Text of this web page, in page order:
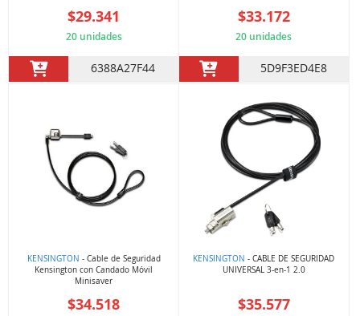
$29.341
20 unidades
6388A27F44
$33.172
20 unidades
5D9F3ED4E8
KENSINGTON - Cable de Seguridad
Kensington con Candado Móvil
Minisaver
$34.518
KENSINGTON - CABLE DE SEGURIDAD
UNIVERSAL 3-en-1 2.0
$35.577